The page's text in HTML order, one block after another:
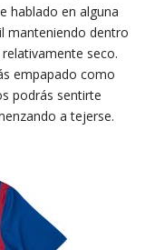
hablado en alguna
manteniendo dentro
seco.
empapado como
podrás sentirte
a tejerse.